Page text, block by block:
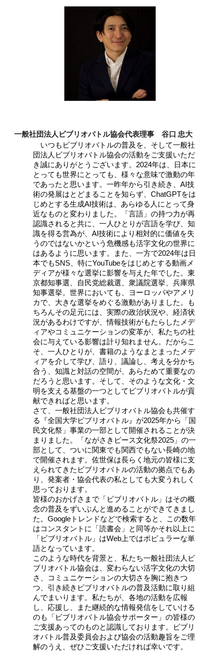
一般社団法人ビブリオバトル協会代表理事 谷口 忠大
いつもビブリオバトルの普及を、そして一般社
団法人ビブリオバトル協会の活動をご支援いただ
き誠にありがとうございます。2024年は、日本に
とっても世界にとっても、様々な意味で激動の年
であったと思います。一昨年から引き続き、AI技
術の発展はとどまることを知らず、ChatGPTをは
じめとする生成AI技術は、あらゆる人にとって身
近なものと変わりました。「言語」の持つ力が再
認識されると共に、一人ひとりが言語を学び、知
識を得る営為が、AI技術により相対的に価値を失
うのではないかという危機感も活字文化の世界に
はあるように思います。また、一方で2024年は日
本でもSNS、特にYouTubeをはじめとする動画メ
ディアが様々な選挙に影響を与えた年でした。東
京都知事選、自民党総裁選、衆議院選挙、兵庫県
知事選挙。世界においても、ヨーロッパやアメリ
カで、大きな選挙をめぐる激動がありました。も
ちろんその足元には、実際の政治状況や、経済状
況があるわけですが、情報技術がもたらしたメデ
ィアやコミュニケーションの変革が、私たちの社
会に与えている影響は計り知れません。だからこ
そ、一人ひとりが、書籍のようなまとまったメデ
ィアを介して学び、語り、議論し、考えを分かち
合う、知識と対話の空間が、あらためて重要なの
だろうと思います。そして、そのような文化・文
明を支える基盤の一つとしてビブリオバトルが貢
献できればと思います。
さて、一般社団法人ビブリオバトル協会も共催す
る『全国大学ビブリオバトル』が2025年から「国
民文化祭」事業の一部として開催されることが決
まりました。「ながさきピース文化祭2025」の一
部として、ついに関東でも関西でもない長崎の地
で開催されます。佐世保は長らく地元の皆様に支
えられてきたビブリオバトルの活動の拠点でもあ
り、発案者・協会代表の私としても大変うれしく
思っております。
皆様のおかげさまで「ビブリオバトル」はその概
念の普及をずいぶんと進めることができてきまし
た。Googleトレンドなどで検索すると、この数年
はコンスタントに「読書会」と同等かそれ以上に
「ビブリオバトル」はWeb上ではポピュラーな単
語となっています。
このような時代を背景と、私たち一般社団法人ビ
ブリオバトル協会は、変わらない活字文化の大切
さ、コミュニケーションの大切さを胸に抱きつ
つ、引き続きビブリオバトルの普及活動に取り組
んでまいります。私たちが、各地の活動を広報
し、応援し、また継続的な情報発信をしていける
のも「ビブリオバトル協会サポーター」の皆様の
ご支援あってのものと認識しております。ビブリ
オバトル普及委員会および協会の活動趣旨をご理
解のうえ、ぜひご支援いただければ幸いです。